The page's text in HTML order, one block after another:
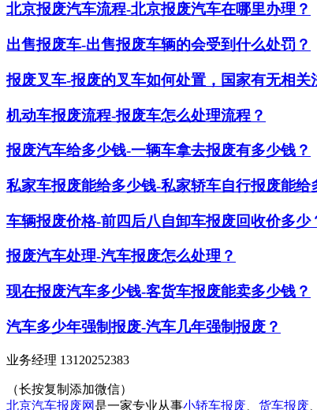
北京报废汽车流程-北京报废汽车在哪里办理？
出售报废车-出售报废车辆的会受到什么处罚？
报废叉车-报废的叉车如何处置，国家有无相关
机动车报废流程-报废车怎么处理流程？
报废汽车给多少钱-一辆车拿去报废有多少钱？
私家车报废能给多少钱-私家轿车自行报废能给
车辆报废价格-前四后八自卸车报废回收价多少
报废汽车处理-汽车报废怎么处理？
现在报废汽车多少钱-客货车报废能卖多少钱？
汽车多少年强制报废-汽车几年强制报废？
业务经理 13120252383
（长按复制添加微信）
北京汽车报废网 是一家专业从事小轿车报废 货车报废